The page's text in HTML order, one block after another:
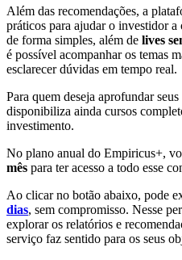
Além das recomendações, a
práticos para ajudar o investidor a
de forma simples, além de lives
é possível acompanhar os temas
esclarecer dúvidas em tempo real.
Para quem deseja aprofundar
disponibiliza ainda cursos
investimento.
No plano anual do Empiricus+,
mês para ter acesso a todo esse
Ao clicar no botão abaixo, pode
dias, sem compromisso. Nesse
explorar os relatórios e
serviço faz sentido para os seus